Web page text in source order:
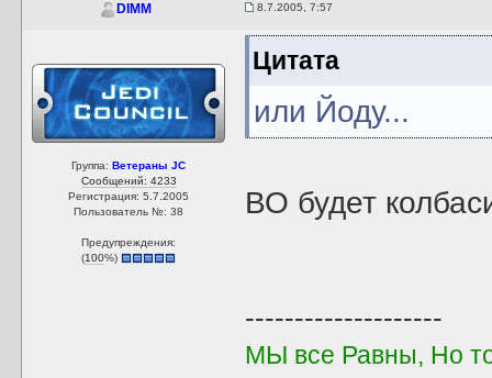
DIMM 8.7.2005, 7:57
Группа:Ветераны JC
Сообщений: 4233
Регистрация: 5.7.2005
Пользователь №: 38
Предупреждения:
(100%)
Цитата
или Йоду...
ВО будет
--------------------
МЫ все Равны, Но